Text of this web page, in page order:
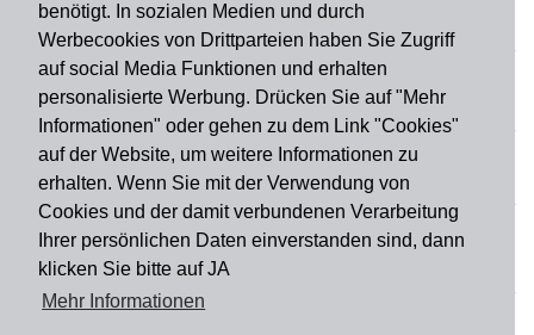
benötigt. In sozialen Medien und durch
Werbecookies von Drittparteien haben Sie Zugriff
auf social Media Funktionen und erhalten
personalisierte Werbung. Drücken Sie auf "Mehr
Informationen" oder gehen zu dem Link "Cookies"
auf der Website, um weitere Informationen zu
erhalten. Wenn Sie mit der Verwendung von
Cookies und der damit verbundenen Verarbeitung
Ihrer persönlichen Daten einverstanden sind, dann
klicken Sie bitte auf JA
Mehr Informationen
Zahlungsart
Versandart
Du findest uns auch auf
Informationen
Impressum Widerruf